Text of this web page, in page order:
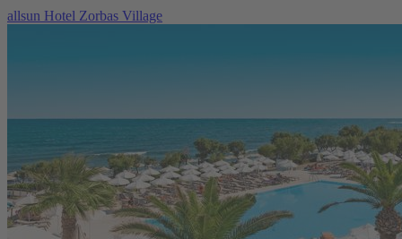
allsun Hotel Zorbas Village